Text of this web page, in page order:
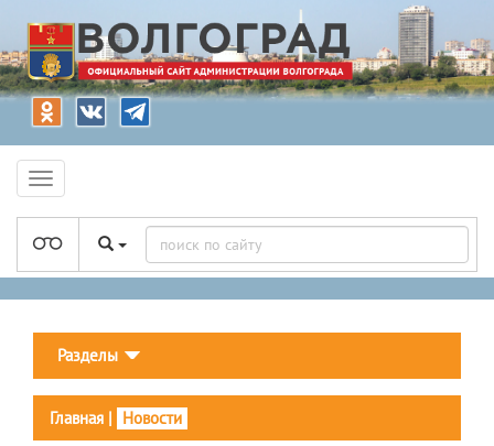
Разделы
Главная | Новости